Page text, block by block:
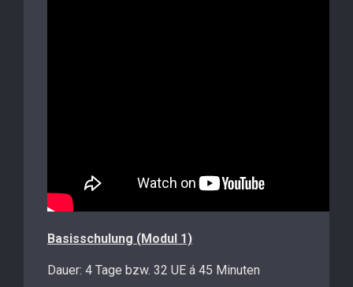
Basisschulung (Modul 1)
Dauer: 4 Tage bzw. 32 UE á 45 Minuten